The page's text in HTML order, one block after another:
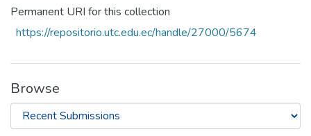
Permanent URI for this collection
https://repositorio.utc.edu.ec/handle/27000/5674
Browse